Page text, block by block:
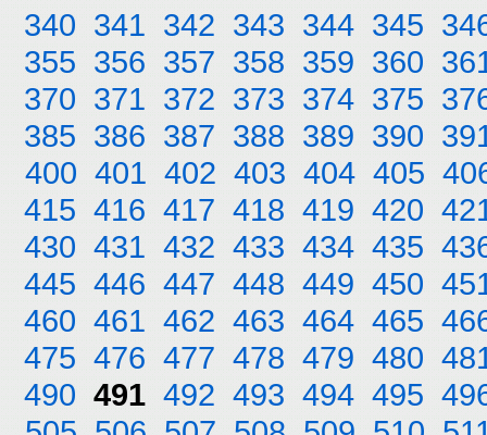
340 341 342 343 344 345
355 356 357 358 359 360
370 371 372 373 374 375
385 386 387 388 389 390
400 401 402 403 404 405
415 416 417 418 419 420
430 431 432 433 434 435
445 446 447 448 449 450
460 461 462 463 464 465
475 476 477 478 479 480
490 491 492 493 494 495